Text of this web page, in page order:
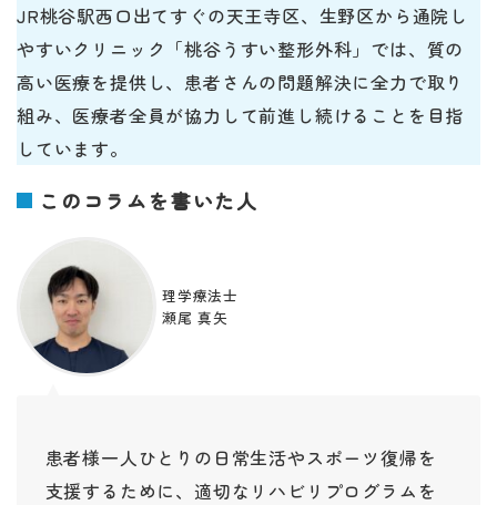
JR桃谷駅西口出てすぐの天王寺区、生野区から通院し
やすいクリニック「桃谷うすい整形外科」では、質の
高い医療を提供し、患者さんの問題解決に全力で取り
組み、医療者全員が協力して前進し続けることを目指
しています。
このコラムを書いた人
理学療法士
瀬尾 真矢
患者様一人ひとりの日常生活やスポーツ復帰を
支援するために、適切なリハビリプログラムを